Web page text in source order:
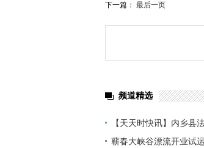
下一篇： 最后一页
频道精选
【天天时快讯】内乡县
法宣传活动
蕲春大峡谷漂流开业试